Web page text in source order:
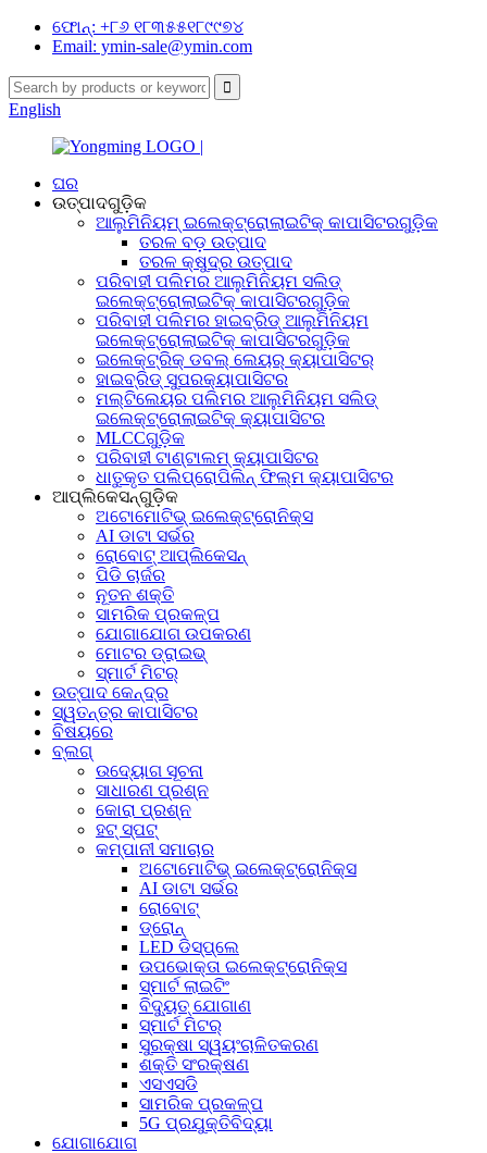
ଫୋନ୍: +୮୬ ୧୮୩୫୫୧୮୯୯୭୪
Email: ymin-sale@ymin.com
English
ଘର
ଉତ୍ପାଦଗୁଡ଼ିକ
ଆଲୁମିନିୟମ୍ ଇଲେକ୍ଟ୍ରୋଲାଇଟିକ୍ କାପାସିଟରଗୁଡ଼ିକ
ତରଳ ବଡ଼ ଉତ୍ପାଦ
ତରଳ କ୍ଷୁଦ୍ର ଉତ୍ପାଦ
ପରିବାହୀ ପଲିମର ଆଲୁମିନିୟମ ସଲିଡ୍
ଇଲେକ୍ଟ୍ରୋଲାଇଟିକ୍ କାପାସିଟରଗୁଡ଼ିକ
ପରିବାହୀ ପଲିମର ହାଇବ୍ରିଡ୍ ଆଲୁମିନିୟମ
ଇଲେକ୍ଟ୍ରୋଲାଇଟିକ୍ କାପାସିଟରଗୁଡ଼ିକ
ଇଲେକ୍ଟ୍ରିକ୍ ଡବଲ୍ ଲେୟର୍ କ୍ୟାପାସିଟର୍
ହାଇବ୍ରିଡ୍ ସୁପରକ୍ୟାପାସିଟର
ମଲ୍ଟିଲେୟର ପଲିମର ଆଲୁମିନିୟମ ସଲିଡ୍
ଇଲେକ୍ଟ୍ରୋଲାଇଟିକ୍ କ୍ୟାପାସିଟର
MLCCଗୁଡ଼ିକ
ପରିବାହୀ ଟାଣ୍ଟାଲମ୍ କ୍ୟାପାସିଟର
ଧାତୁକୃତ ପଲିପ୍ରୋପିଲିନ୍ ଫିଲ୍ମ କ୍ୟାପାସିଟର
ଆପ୍ଲିକେସନ୍‌ଗୁଡ଼ିକ
ଅଟୋମୋଟିଭ୍ ଇଲେକ୍ଟ୍ରୋନିକ୍ସ
AI ଡାଟା ସର୍ଭର
ରୋବୋଟ୍ ଆପ୍ଲିକେସନ୍
ପିଡି ଚାର୍ଜର
ନୂତନ ଶକ୍ତି
ସାମରିକ ପ୍ରକଳ୍ପ
ଯୋଗାଯୋଗ ଉପକରଣ
ମୋଟର ଡ୍ରାଇଭ୍
ସ୍ମାର୍ଟ ମିଟର୍
ଉତ୍ପାଦ କେନ୍ଦ୍ର
ସ୍ୱତନ୍ତ୍ର କାପାସିଟର
ବିଷୟରେ
ବ୍ଲଗ୍
ଉଦ୍ୟୋଗ ସୂଚନା
ସାଧାରଣ ପ୍ରଶ୍ନ
କୋରା ପ୍ରଶ୍ନ
ହଟ୍‍ ସ୍ପଟ୍‍
କମ୍ପାନୀ ସମାଚାର
ଅଟୋମୋଟିଭ୍ ଇଲେକ୍ଟ୍ରୋନିକ୍ସ
AI ଡାଟା ସର୍ଭର
ରୋବୋଟ୍
ଡ୍ରୋନ୍
LED ଡିସ୍‌ପ୍ଲେ
ଉପଭୋକ୍ତା ଇଲେକ୍ଟ୍ରୋନିକ୍ସ
ସ୍ମାର୍ଟ ଲାଇଟିଂ
ବିଦ୍ୟୁତ୍ ଯୋଗାଣ
ସ୍ମାର୍ଟ ମିଟର୍
ସୁରକ୍ଷା ସ୍ୱୟଂଚାଳିତକରଣ
ଶକ୍ତି ସଂରକ୍ଷଣ
ଏସଏସଡି
ସାମରିକ ପ୍ରକଳ୍ପ
5G ପ୍ରଯୁକ୍ତିବିଦ୍ୟା
ଯୋଗାଯୋଗ